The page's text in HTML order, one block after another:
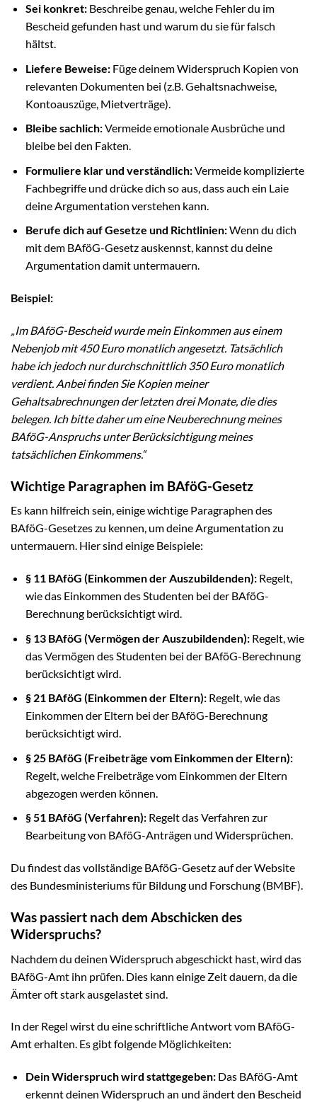
Sei konkret:Beschreibe genau, welche Fehler du im
Bescheid gefunden hast und warum du sie für falsch
hältst.
Liefere Beweise:Füge deinem Widerspruch Kopien von
relevanten Dokumenten bei (z.B. Gehaltsnachweise,
Kontoauszüge, Mietverträge).
Bleibe sachlich:Vermeide emotionale Ausbrüche und
bleibe bei den Fakten.
Formuliere klar und verständlich:Vermeide komplizierte
Fachbegriffe und drücke dich so aus, dass auch ein Laie
deine Argumentation verstehen kann.
Berufe dich auf Gesetze und Richtlinien:Wenn du dich
mit dem BAföG-Gesetz auskennst, kannst du deine
Argumentation damit untermauern.
Beispiel:
„Im BAföG-Bescheid wurde mein Einkommen aus einem
Nebenjob mit 450 Euro monatlich angesetzt. Tatsächlich
habe ich jedoch nur durchschnittlich 350 Euro monatlich
verdient. Anbei finden Sie Kopien meiner
Gehaltsabrechnungen der letzten drei Monate, die dies
belegen. Ich bitte daher um eine Neuberechnung meines
BAföG-Anspruchs unter Berücksichtigung meines
tatsächlichen Einkommens.“
Wichtige Paragraphen im BAföG-Gesetz
Es kann hilfreich sein, einige wichtige Paragraphen des
BAföG-Gesetzes zu kennen, um deine Argumentation zu
untermauern. Hier sind einige Beispiele:
§ 11 BAföG (Einkommen der Auszubildenden):Regelt,
wie das Einkommen des Studenten bei der BAföG-
Berechnung berücksichtigt wird.
§ 13 BAföG (Vermögen der Auszubildenden):Regelt, wie
das Vermögen des Studenten bei der BAföG-Berechnung
berücksichtigt wird.
§ 21 BAföG (Einkommen der Eltern):Regelt, wie das
Einkommen der Eltern bei der BAföG-Berechnung
berücksichtigt wird.
§ 25 BAföG (Freibeträge vom Einkommen der Eltern):
Regelt, welche Freibeträge vom Einkommen der Eltern
abgezogen werden können.
§ 51 BAföG (Verfahren):Regelt das Verfahren zur
Bearbeitung von BAföG-Anträgen und Widersprüchen.
Du findest das vollständige BAföG-Gesetz auf der Website
des Bundesministeriums für Bildung und Forschung (BMBF).
Was passiert nach dem Abschicken des
Widerspruchs?
Nachdem du deinen Widerspruch abgeschickt hast, wird das
BAföG-Amt ihn prüfen. Dies kann einige Zeit dauern, da die
Ämter oft stark ausgelastet sind.
In der Regel wirst du eine schriftliche Antwort vom BAföG-
Amt erhalten. Es gibt folgende Möglichkeiten:
Dein Widerspruch wird stattgegeben:Das BAföG-Amt
erkennt deinen Widerspruch an und ändert den Bescheid